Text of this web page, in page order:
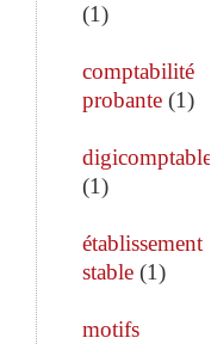
(1)
comptabilité
probante (1)
digicomptable
(1)
établissement
stable (1)
motifs